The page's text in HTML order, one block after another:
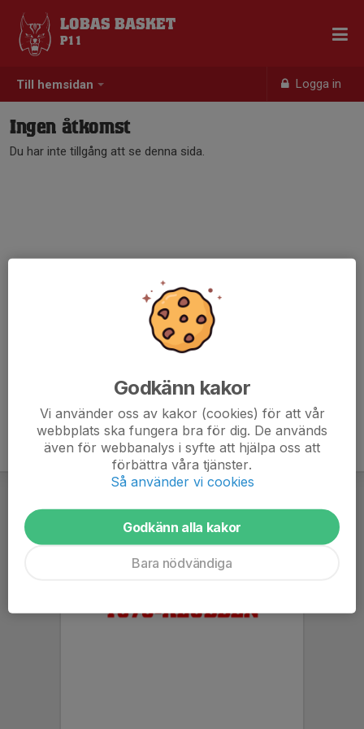
Till hemsidan Logga in
LOBAS BASKET
P11
Ingen åtkomst
Du har inte tillgång att se denna sida.
Godkänn kakor
Vi använder oss av kakor (cookies) för att vår
webbplats ska fungera bra för dig. De används
även för webbanalys i syfte att hjälpa oss att
förbättra våra tjänster.
Så använder vi cookies
Godkänn alla kakor
Bara nödvändiga